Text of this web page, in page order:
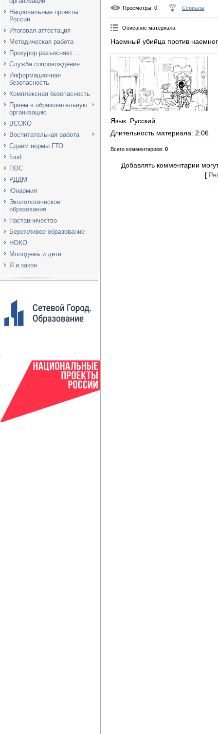
Национальные проекты
России
Итоговая аттестация
Методическая работа
Прокурор разъясняет ...
Служба сопровождения
Информационная
безопасность
Комплексная безопасность
Приём в образовательную
организацию
ВСОКО
Воспитательная работа
Сдаем нормы ГТО
food
ПОС
РДДМ
Юнармия
Эколологическое
образование
Наставничество
Бережливое образование
НОКО
Молодежь и дети
Я и закон
Просмотры: 0 Сериалы
Описание материала:
Наемный убийца против
Язык: Русский
Длительность материала: 2:06
Всего комментариев: 0
Добавлять комментарии
[